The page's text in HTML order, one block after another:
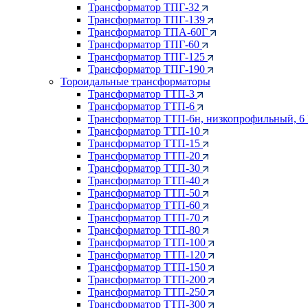
Трансформатор ТПГ-32
Трансформатор ТПГ-139
Трансформатор ТПА-60Г
Трансформатор ТПГ-60
Трансформатор ТПГ-125
Трансформатор ТПГ-190
Тороидальные трансформаторы
Трансформатор ТТП-3
Трансформатор ТТП-6
Трансформатор ТТП-6н, низкопрофильный,
Трансформатор ТТП-10
Трансформатор ТТП-15
Трансформатор ТТП-20
Трансформатор ТТП-30
Трансформатор ТТП-40
Трансформатор ТТП-50
Трансформатор ТТП-60
Трансформатор ТТП-70
Трансформатор ТТП-80
Трансформатор ТТП-100
Трансформатор ТТП-120
Трансформатор ТТП-150
Трансформатор ТТП-200
Трансформатор ТТП-250
Трансформатор ТТП-300